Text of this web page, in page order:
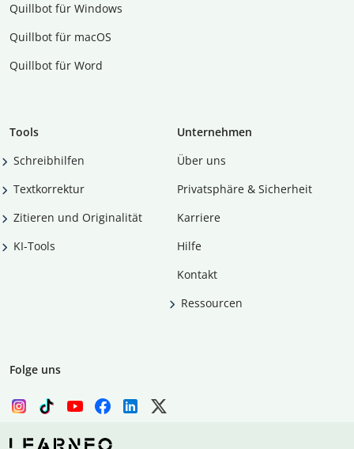
Quillbot für Windows
Quillbot für macOS
Quillbot für Word
Tools
Schreibhilfen
Textkorrektur
Zitieren und Originalität
KI-Tools
Unternehmen
Über uns
Privatsphäre & Sicherheit
Karriere
Hilfe
Kontakt
Ressourcen
Folge uns